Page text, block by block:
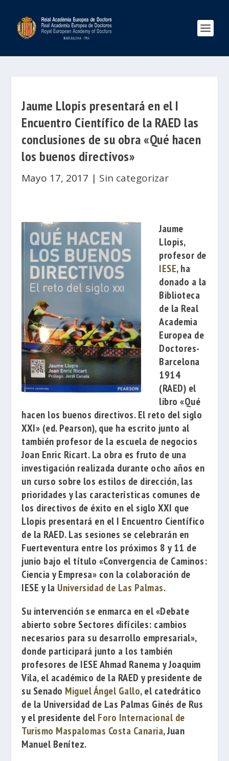
Jaume Llopis presentará en el I
Encuentro Científico de la RAED las
conclusiones de su obra «Qué hacen
los buenos directivos»
Mayo 17, 2017 | Sin categorizar
Jaume
Llopis,
profesor de
IESE, ha
donado a la
Biblioteca
de la Real
Academia
Europea de
Doctores-
Barcelona
1914
(RAED) el
libro«Qué
hacen los buenos directivos. El reto del siglo
XXI» (ed. Pearson), que ha escrito junto al
también profesor de la escuela de negocios
Joan Enric Ricart. La obra es fruto de una
investigación realizada durante ocho años en
un curso sobre los estilos de dirección, las
prioridades y las características comunes de
los directivos de éxito en el siglo XXI que
Llopis presentará en el I Encuentro Científico
de la RAED. Las sesiones se celebrarán en
Fuerteventura entre los próximos 8 y 11 de
junio bajo el título «Convergencia de Caminos:
Ciencia y Empresa» con la colaboración de
IESE y la Universidad de Las Palmas.
Su intervención se enmarca en el«Debate
abierto sobre Sectores difíciles: cambios
necesarios para su desarrollo empresarial»,
donde participará junto a los también
profesores de IESEAhmad RanemayJoaquim
Vila, el académico de la RAED y presidente de
su Senado Miguel Ángel Gallo, el catedrático
de la Universidad de Las Palmas Ginés de Rus
y el presidente del Foro Internacional de
Turismo Maspalomas Costa Canaria,Juan
Manuel Benítez.